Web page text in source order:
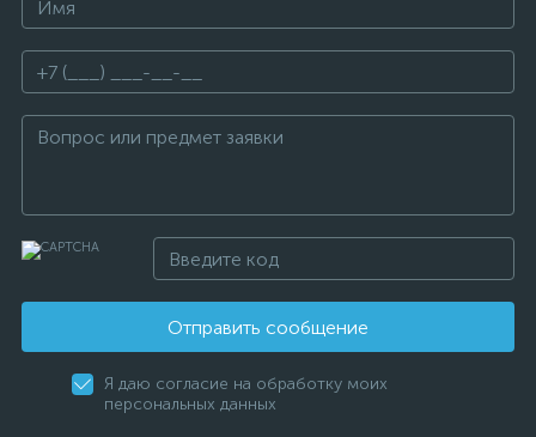
Отправить сообщение
Я даю согласие на обработку моих
персональных данных